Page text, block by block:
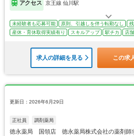
アクセス 京王線 仙川駅
未経験者も応募可能 原則、引越しを伴う転勤なし
産休・育休取得実績有り
スキルアップ 駅チカ 店
求人の詳細を見る この求
更新日：2026年6月29日
正社員 調剤薬局
徳永薬局 国領店 徳永薬局株式会社の薬剤師